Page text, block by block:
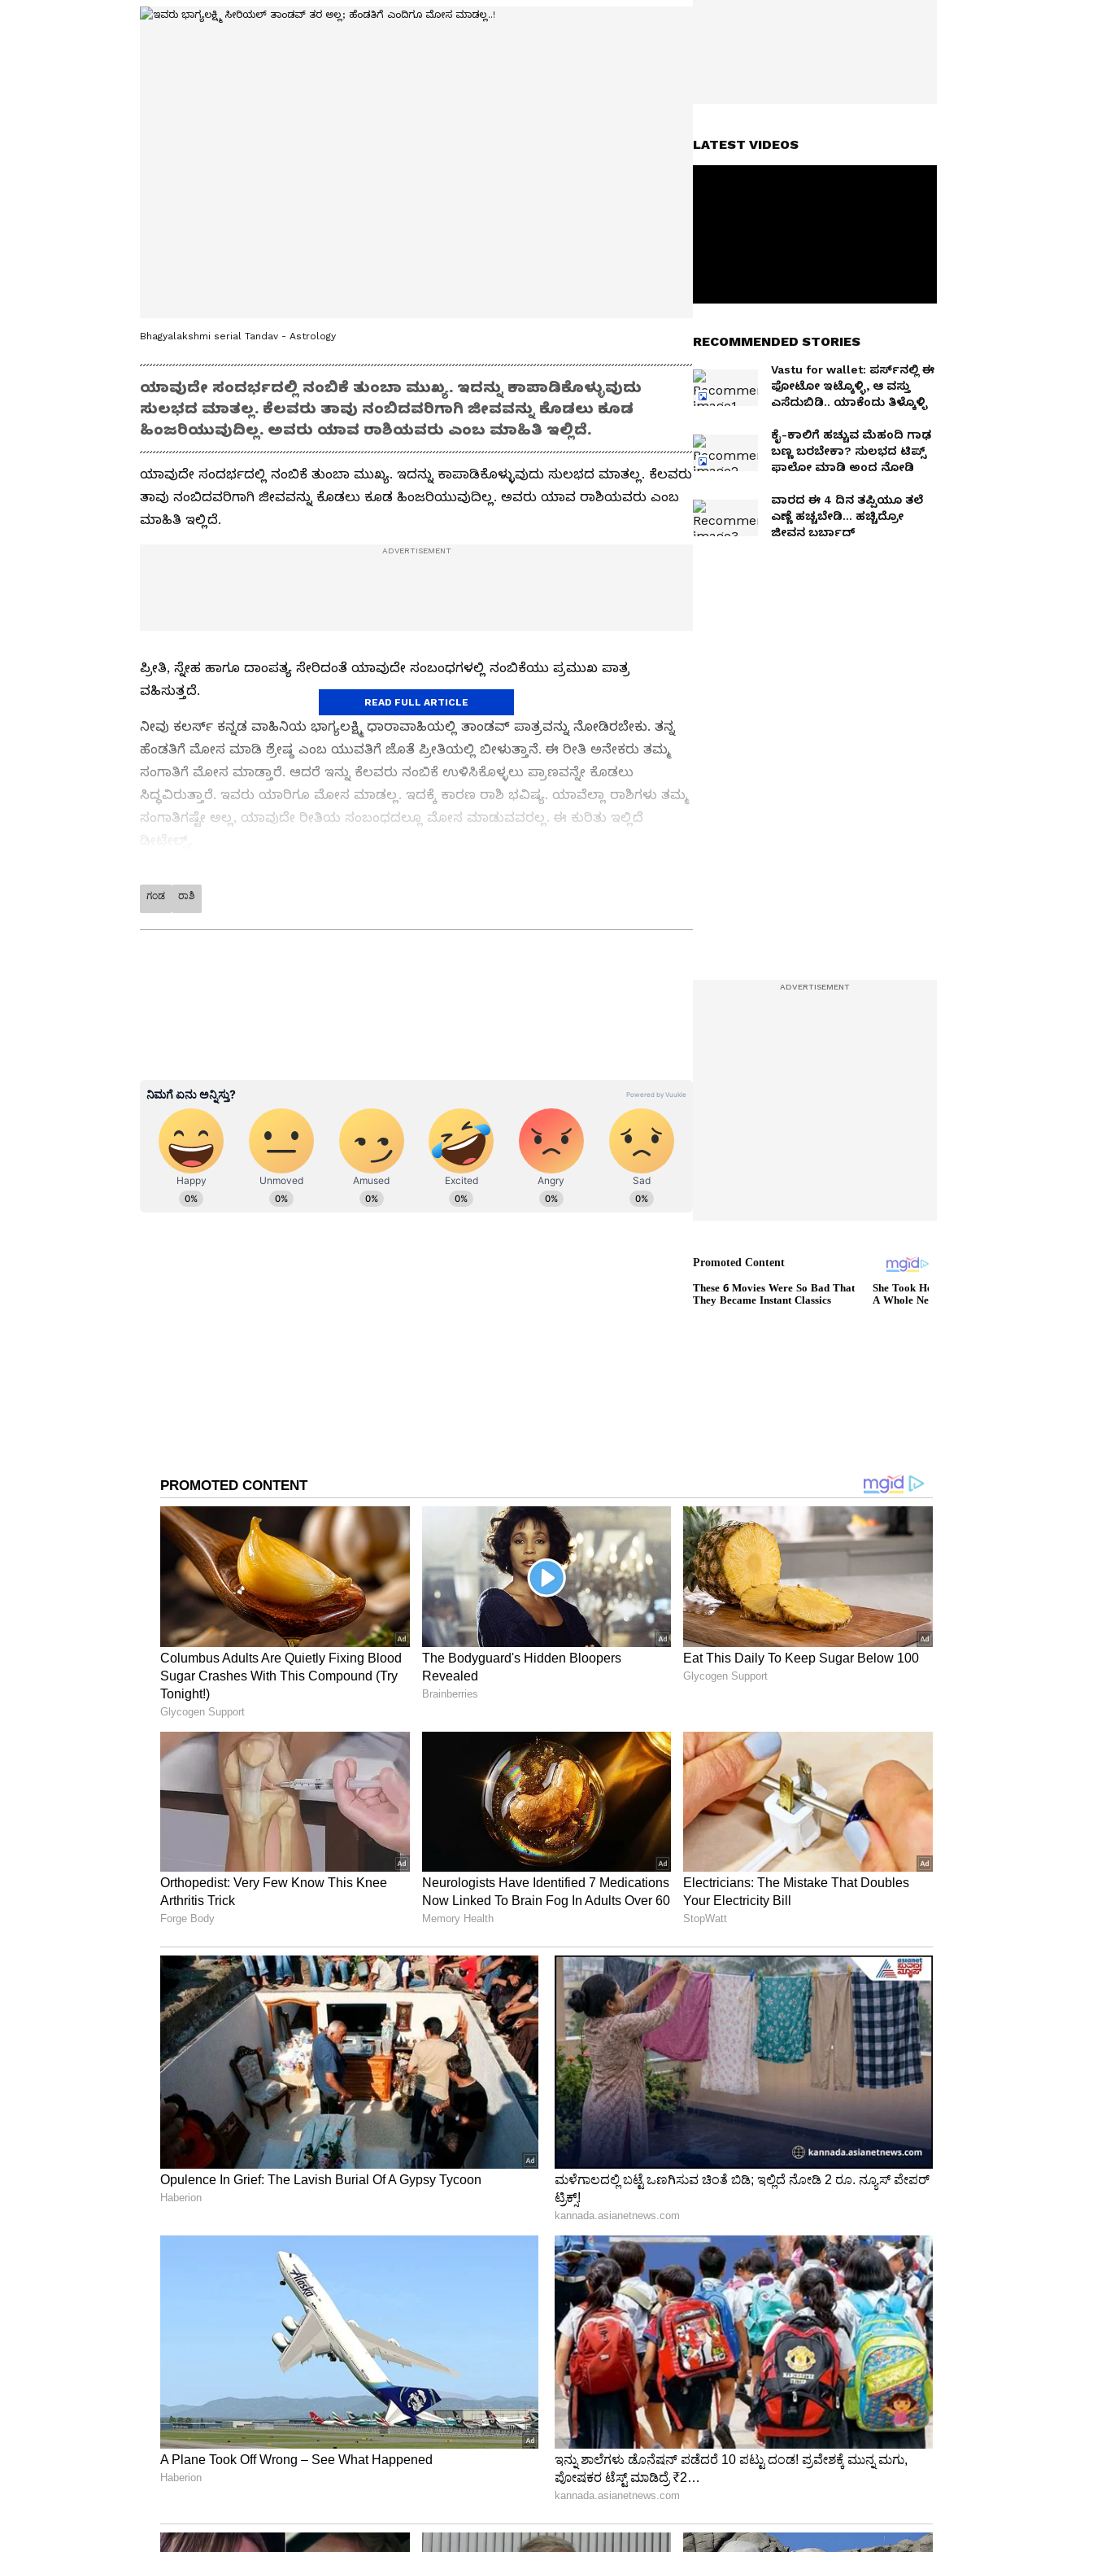
Bhagyalakshmi serial Tandav - Astrology
ಯಾವುದೇ ಸಂದರ್ಭದಲ್ಲಿ ನಂಬಿಕೆ ತುಂಬಾ ಮುಖ್ಯ. ಇದನ್ನು ಕಾಪಾಡಿಕೊಳ್ಳುವುದು
ಸುಲಭದ ಮಾತಲ್ಲ. ಕೆಲವರು ತಾವು ನಂಬಿದವರಿಗಾಗಿ ಜೀವವನ್ನು ಕೊಡಲು ಕೂಡ
ಹಿಂಜರಿಯುವುದಿಲ್ಲ. ಅವರು ಯಾವ ರಾಶಿಯವರು ಎಂಬ ಮಾಹಿತಿ ಇಲ್ಲಿದೆ.
ಯಾವುದೇ ಸಂದರ್ಭದಲ್ಲಿ ನಂಬಿಕೆ ತುಂಬಾ ಮುಖ್ಯ. ಇದನ್ನು ಕಾಪಾಡಿಕೊಳ್ಳುವುದು ಸುಲಭದ ಮಾತಲ್ಲ. ಕೆಲವರು
ತಾವು ನಂಬಿದವರಿಗಾಗಿ ಜೀವವನ್ನು ಕೊಡಲು ಕೂಡ ಹಿಂಜರಿಯುವುದಿಲ್ಲ. ಅವರು ಯಾವ ರಾಶಿಯವರು ಎಂಬ
ಮಾಹಿತಿ ಇಲ್ಲಿದೆ.
ಪ್ರೀತಿ, ಸ್ನೇಹ ಹಾಗೂ ದಾಂಪತ್ಯ ಸೇರಿದಂತೆ ಯಾವುದೇ ಸಂಬಂಧಗಳಲ್ಲಿ ನಂಬಿಕೆಯು ಪ್ರಮುಖ ಪಾತ್ರ
ವಹಿಸುತ್ತದೆ.
ನೀವು ಕಲರ್ಸ್ ಕನ್ನಡ ವಾಹಿನಿಯ ಭಾಗ್ಯಲಕ್ಷ್ಮಿ ಧಾರಾವಾಹಿಯಲ್ಲಿ ತಾಂಡವ್ ಪಾತ್ರವನ್ನು ನೋಡಿರಬೇಕು. ತನ್ನ
ಹೆಂಡತಿಗೆ ಮೋಸ ಮಾಡಿ ಶ್ರೇಷ್ಠ ಎಂಬ ಯುವತಿಗೆ ಜೊತೆ ಪ್ರೀತಿಯಲ್ಲಿ ಬೀಳುತ್ತಾನೆ. ಈ ರೀತಿ ಅನೇಕರು ತಮ್ಮ
ಸಂಗಾತಿಗೆ ಮೋಸ ಮಾಡ್ತಾರೆ. ಆದರೆ ಇನ್ನು ಕೆಲವರು ನಂಬಿಕೆ ಉಳಿಸಿಕೊಳ್ಳಲು ಪ್ರಾಣವನ್ನೇ ಕೊಡಲು
ಸಿದ್ಧವಿರುತ್ತಾರೆ. ಇವರು ಯಾರಿಗೂ ಮೋಸ ಮಾಡಲ್ಲ. ಇದಕ್ಕೆ ಕಾರಣ ರಾಶಿ ಭವಿಷ್ಯ. ಯಾವೆಲ್ಲಾ ರಾಶಿಗಳು ತಮ್ಮ
ಸಂಗಾತಿಗಷ್ಟೇ ಅಲ್ಲ, ಯಾವುದೇ ರೀತಿಯ ಸಂಬಂಧದಲ್ಲೂ ಮೋಸ ಮಾಡುವವರಲ್ಲ. ಈ ಕುರಿತು ಇಲ್ಲಿದೆ
ಡೀಟೇಲ್ಸ್.
ವೃಷಭ ರಾಶಿ (Taurus)
ತುಲಾ ರಾಶಿ (Libra)
ಇವರಿಗೆ ಸಂಬಂಧಗಳು ಆಟದ ವಿಷಯವಲ್ಲ ಎಂಬುದು ಚೆನ್ನಾಗಿ ಗೊತ್ತು. ಸಂಬಂಧಗಳನ್ನು ಉಳಿಸಿಕೊಳ್ಳಲು
ಇವರು ಶಕ್ತಿಮೀರಿ ಪ್ರಯತ್ನ ಪಡುತ್ತಾರೆ. ಇವರಲ್ಲಿ ಮೋಸ, ವಂಚನೆಯ ಯೋಚನೆಗಳು ಯಾವುದೇ ಕಾರಣಕ್ಕೂ
ಸುಳಿಯುವುದಿಲ್ಲ. ಸಣ್ಣ ಪುಟ್ಟ ಕಾರಣಗಳಿಗೆ ದೂರ ಹೋದವರನ್ನೂ ಮತ್ತೆ ವಾಪಸ್ ತಂದು ನಂಬಿಕೆ ಗಳಿಸಬಲ್ಲ
ಸಾಮರ್ಥ್ಯ ಇವರದು. ವಿವಾಹ ಜೀವನದಲ್ಲಿ ಸಂಗಾತಿಯನ್ನು ಅತಿಯಾಗಿ ಪ್ರೀತಿಸುವ ಇವರು ಅವರ ನಂಬಿಕೆಯಷ್ಟೇ
ಅಲ್ಲ, ಅವರಿಗೆ ಸಂಬಂಧಿಸಿದವರೆಲ್ಲರ ನಂಬಿಕೆ ಗಳಿಸಿ ಪ್ರೀತಿ ಗೆಲ್ಲುತ್ತಾರೆ.
ವೃಶ್ಚಿಕ ರಾಶಿ (Scorpio)
ಇವರು ಪ್ರೀತಿಸಿದರೆ ಸಿಕ್ಕಾಪಟ್ಟೆ ಹಚ್ಚಿಕೊಂಡು ಪ್ರೀತಿಸುತ್ತಾರೆ. ತಮಗೂ ಹಾಗೂ ತಾವು ಪ್ರೀತಿಸುವವರಿಗೂ
ಸತ್ಯವಾಗಿ ಬಾಳುತ್ತಾರೆ. ಇನ್ನೊಬ್ಬರ ಮನಸ್ಸಿಗೆ ನೋವಾಗುವಂಥದ್ದು, ಅವರನ್ನು ಕೆರಳಿಸುವಂಥದ್ದನ್ನು ಇವರು
ಮಾಡಲಾರರು. ಯಾವುದಕ್ಕಾದರೂ ಕಮಿಟ್ ಆದರೆ, ಮಾತು ಉಳಿಸಿಕೊಳ್ಳದೆ ಇವರಿಗೆ ಸಮಾಧಾನ ಇರದು.
ತಾವು ನಂಬಿದ್ದೇ ಸರಿ ಎಂದುಕೊಂಡ ಮೇಲೆ ಅದಕ್ಕೆ ಸಂಪೂರ್ಣ ಬದ್ಧವಾಗಿರುತ್ತಾರೆ. ಹೀಗಾಗಿ, ಅತಿ ನಂಬಿಕಸ್ಥರಲ್ಲಿ
ಈ ರಾಶಿ ಸ್ಥಾನ ಗಳಿಸಿದೆ.
ಇಸ್ಕಾನ್‌ನಿಂದ ಅಮೋಘ್ ಲೀಲಾ ದಾಸ್ ನಿಷೇಧ? ಯಾರು ಈ 'ಹರೇ ಕೃಷ್ಣ ಬ್ರಹ್ಮಚಾರಿ'?
ನಂಬಿದವರಿಗೆ ಬದ್ಧರಾಗಿರುವುದು, ನಂಬಿಕೆಗಳನ್ನು ಉಳಿಸಿಕೊಳ್ಳುವುದು ಮಕರ ರಾಶಿಯವರಿಗೆ ಜೀವನದ
ಗುರಿಯೇ ಇದ್ದಂತೆ. ಆದರ್ಶಗಳು ಹೆಚ್ಚಿರುವ ಇವರು ತಾವು ನಂಬಿರುವ ಆದರ್ಶದಂತೆಯೇ ಬದುಕುವವರು.
ಮತ್ತೊಬ್ಬರಿಗೆ ನೋವು, ತೊಂದರೆ ಕೊಡುವವರಲ್ಲ. ಇನ್ನೊಬ್ಬರು ಸರಿಯಾದ ನಿರ್ಧಾರ ತೆಗೆದುಕೊಳ್ಳಲು ಸಹಾಯ
ಮಾಡುವ ಇವರು ಯಾವಾಗಲೂ ಸರಿಯಾದುದನ್ನೇ ಮಾಡಬೇಕೆಂದು ಇತರರನ್ನು ಪ್ರೇರೇಪಿಸಬಲ್ಲರು. ಹಣದ
ವಿಷಯದಲ್ಲೂ ಅಷ್ಟೇ, ತೆಗೆದುಕೊಂಡರೆ ಮಾತಿನ ದಿನ ಕೊಟ್ಟು ಬಿಡುವವರು. ಸಂಗಾತಿಯ ವಿಷಯದಲ್ಲೂ ಆಡದೆ
ಮಾಡಿ ತೋರಿಸಿ ಪ್ರೀತಿ ಗಳಿಸುವವರು. ಅವರನ್ನು ಮತ್ತಷ್ಟು ಬೆಳೆಯಲು ಪ್ರೇರೇಪಿಸುವ ಸ್ವಭಾವ ಇವರದು.
READ FULL ARTICLE
Sushma Hegde
ಗಂಡ ರಾಶಿ
LATEST VIDEOS
RECOMMENDED STORIES
Vastu for wallet: ಪರ್ಸ್‌ನಲ್ಲಿ ಈ
ಫೋಟೋ ಇಟ್ಕೊಳ್ಳಿ, ಆ ವಸ್ತು
ಎಸೆದುಬಿಡಿ.. ಯಾಕೆಂದು ತಿಳ್ಕೊಳ್ಳಿ
ಕೈ-ಕಾಲಿಗೆ ಹಚ್ಚುವ ಮೆಹಂದಿ ಗಾಢ
ಬಣ್ಣ ಬರಬೇಕಾ? ಸುಲಭದ ಟಿಪ್ಸ್​
ಫಾಲೋ ಮಾಡಿ ಅಂದ ನೋಡಿ
ವಾರದ ಈ 4 ದಿನ ತಪ್ಪಿಯೂ ತಲೆ
ಎಣ್ಣೆ ಹಚ್ಚಬೇಡಿ… ಹಚ್ಚಿದ್ರೋ
ಜೀವನ ಬರ್ಬಾದ್